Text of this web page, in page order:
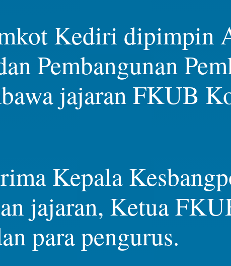
Kediri dipimpin
Pembangunan
jajaran FKUB
Kepala
jajaran, Ketua
para pengurus.